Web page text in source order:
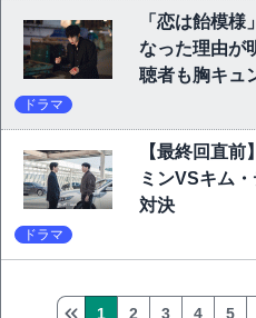
「恋は飴模
なった理由が
聴者も胸キュ
ドラマ
【最終回直前
ミンVSキム
対決
ドラマ
1 2 3 4 5